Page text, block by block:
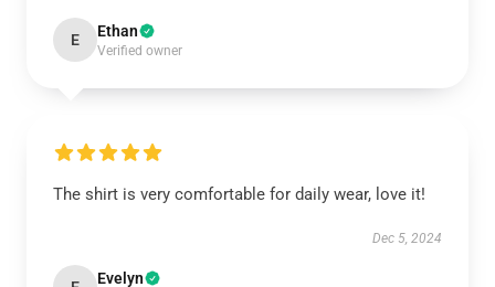
E Ethan
Verified owner
The shirt is very comfortable for daily wear, love it!
Dec 5, 2024
Evelyn